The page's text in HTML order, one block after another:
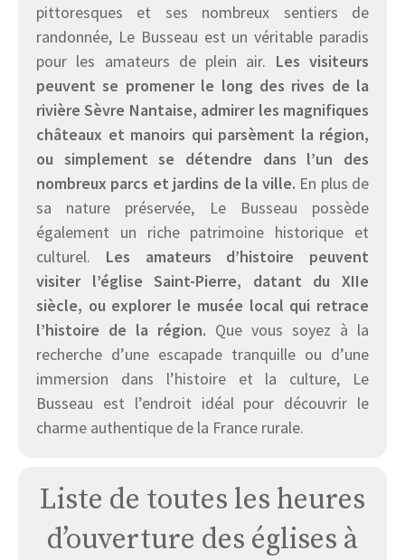
pittoresques et ses nombreux sentiers de
randonnée, Le Busseau est un véritable paradis
pour les amateurs de plein air. Les visiteurs
peuvent se promener le long des rives de la
rivière Sèvre Nantaise, admirer les magnifiques
châteaux et manoirs qui parsèment la région,
ou simplement se détendre dans l’un des
nombreux parcs et jardins de la ville. En plus de
sa nature préservée, Le Busseau possède
également un riche patrimoine historique et
culturel. Les amateurs d’histoire peuvent
visiter l’église Saint-Pierre, datant du XIIe
siècle, ou explorer le musée local qui retrace
l’histoire de la région. Que vous soyez à la
recherche d’une escapade tranquille ou d’une
immersion dans l’histoire et la culture, Le
Busseau est l’endroit idéal pour découvrir le
charme authentique de la France rurale.
Liste de toutes les heures
d’ouverture des églises à